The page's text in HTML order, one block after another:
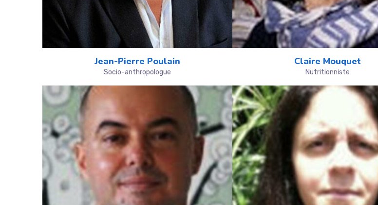
Jean-Pierre Poulain
Socio-anthropologue
Claire Mouquet
Nutritionniste